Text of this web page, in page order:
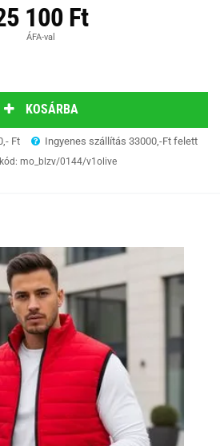
100 Ft
ÁFA-val
KOSÁRBA
Ft Ingyenes szállítás 33000,-Ft felett
mo_blzv/0144/v1olive